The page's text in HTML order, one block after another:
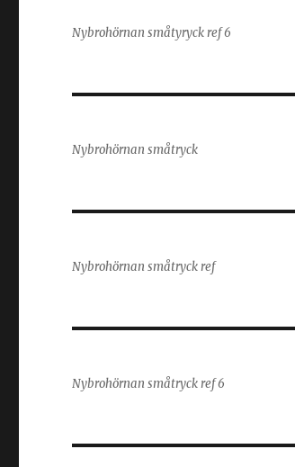
Nybrohörnan småtyryck ref 6
Nybrohörnan småtryck
Nybrohörnan småtryck ref
Nybrohörnan småtryck ref 6